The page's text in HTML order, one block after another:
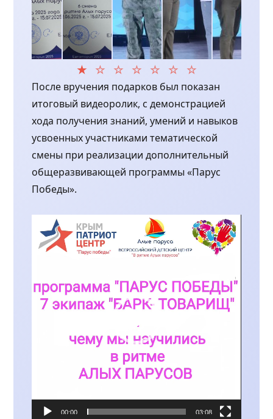
После вручения подарков был показан
итоговый видеоролик, с демонстрацией
хода получения знаний, умений и навыков
усвоенных участниками тематической
смены при реализации дополнительный
общеразвивающей программы «Парус
Победы».
Видеоплеер
00:00 03:08